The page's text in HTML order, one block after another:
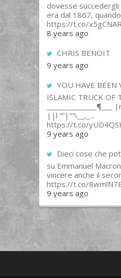
dovesse succedergli
era dal 1867,
https://t.co/
8 years ago
CHRIS BENOIT
9 years ago
YOU HAVE BEEN
ISLAMIC TRUCK OF
||l “”|””\__,_...
https://t.co/
9 years ago
Dieci cose che
su Emmanuel
vincere anche il
https://t.co/
9 years ago